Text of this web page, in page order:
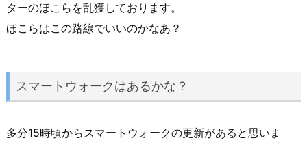
ターのほこらを乱獲しております。
ほこらはこの路線でいいのかなあ？
スマートウォークはあるかな？
多分15時頃からスマートウォークの更新があると思いま